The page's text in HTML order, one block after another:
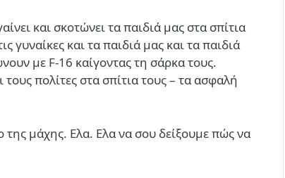
και σκοτώνει τα παιδιά μας στα σπίτια
γυναίκες και τα παιδιά μας και τα παιδιά
με F-16 καίγοντας τη σάρκα τους.
τους πολίτες στα σπίτια τους – τα ασφαλή
της μάχης. Ελα. Ελα να σου δείξουμε πώς να